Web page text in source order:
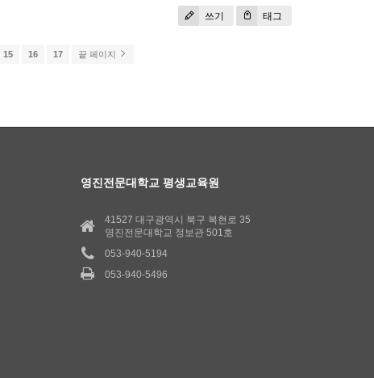
쓰기 태그
15 16 17 끝 페이지
영진전문대학교 평생교육원
41527 대구광역시 북구 복현로 35
영진전문대학교 정보관 501호
053-940-5194
053-940-5496